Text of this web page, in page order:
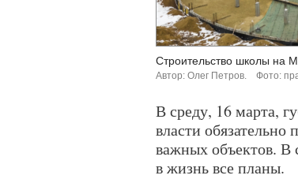
Строительство школы на
Автор: Олег Петров. Фото:
В среду, 16 марта,
власти
важных объектов. В
в жизнь все планы.